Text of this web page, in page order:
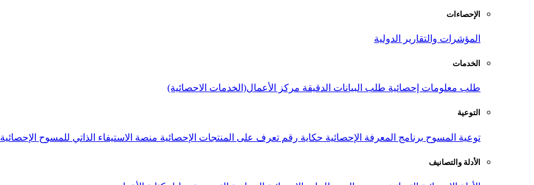
الإحصاءات
المؤشرات والتقارير الدولية
الخدمات
طلب معلومات إحصائية طلب البيانات الدقيقة مركز الأعمال(الخدمات الاحصائية)
التوعية
توعية المسوح برنامج المعرفة الإحصائية حكاية رقم تعرف على المنتجات الإحصائية منصة الاستيفاء الذاتي للمسوح الإحصائية
الأدلة والتصانيف